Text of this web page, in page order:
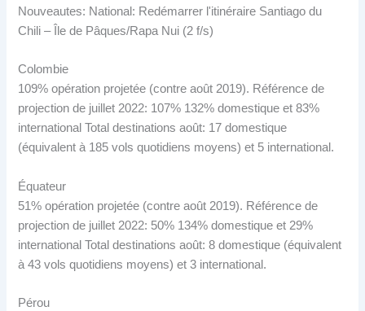
Nouveautes: National: Redémarrer l'itinéraire Santiago du
Chili – Île de Pâques/Rapa Nui (2 f/s)
Colombie
109% opération projetée (contre août 2019). Référence de
projection de juillet 2022: 107% 132% domestique et 83%
international Total destinations août: 17 domestique
(équivalent à 185 vols quotidiens moyens) et 5 international.
Équateur
51% opération projetée (contre août 2019). Référence de
projection de juillet 2022: 50% 134% domestique et 29%
international Total destinations août: 8 domestique (équivalent
à 43 vols quotidiens moyens) et 3 international.
Pérou